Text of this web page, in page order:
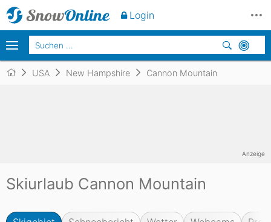
USA New Hampshire Cannon Mountain
Skiurlaub Cannon Mountain
Anzeige
Login